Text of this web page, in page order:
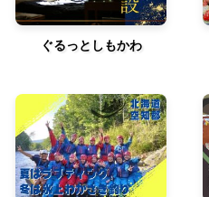
ぐるっとしもかわ